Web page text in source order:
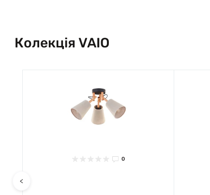
Колекція VAIO
<
0